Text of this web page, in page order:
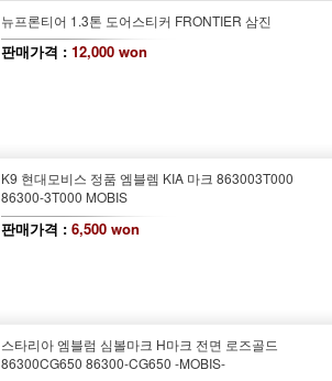
뉴프론티어 1.3톤 도어스티커 FRONTIER 삼진
판매가격 : 12,000 won
K9 현대모비스 정품 엠블렘 KIA 마크 863003T000
86300-3T000 MOBIS
판매가격 : 6,500 won
스타리아 엠블럼 심볼마크 H마크 전면 로즈골드
86300CG650 86300-CG650 -MOBIS-